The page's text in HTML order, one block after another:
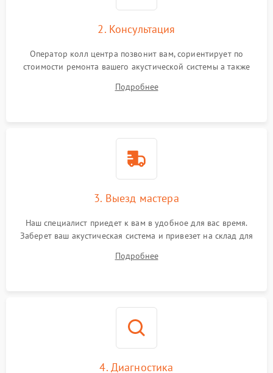
2. Консультация
Оператор колл центра позвонит вам, сориентирует по
стоимости ремонта вашего акустической системы а также
Подробнее
3. Выезд мастера
Наш специалист приедет к вам в удобное для вас время.
Заберет ваш акустическая система и привезет на склад для
Подробнее
4. Диагностика